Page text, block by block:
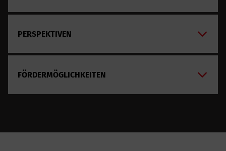
PERSPEKTIVEN
FÖRDERMÖGLICHKEITEN